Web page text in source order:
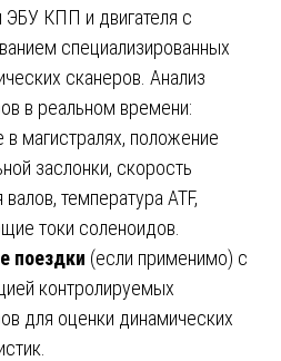
ЭБУ КПП и двигателя с
специализированных
сканеров. Анализ
в реальном времени:
в магистралях, положение
заслонки, скорость
температура ATF,
токи соленоидов.
поездки (если применимо) с
контролируемых
для оценки динамических